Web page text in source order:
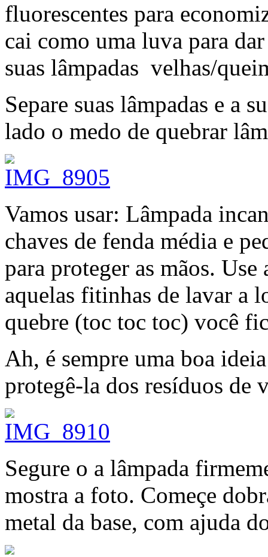
fluorescentes para
cai como uma luva para
suas lâmpadas velhas/
Separe suas lâmpadas e a
lado o medo de quebrar
Vamos usar: Lâmpada
chaves de fenda média e
para proteger as mãos. Use
aquelas fitinhas de lavar a
quebre (toc toc toc) você
Ah, é sempre uma boa
protegê-la dos resíduos de
Segure o a lâmpada
mostra a foto. Começe
metal da base, com ajuda